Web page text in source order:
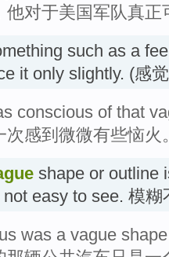
他对于美国军队真
such as a
it only slightly. (感
conscious of that
次感到微微有些恼火
shape or outline
easy to see. 模糊
was a vague